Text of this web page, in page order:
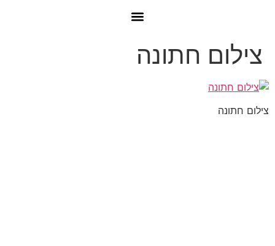
צילום חתונה
צילום חתונה